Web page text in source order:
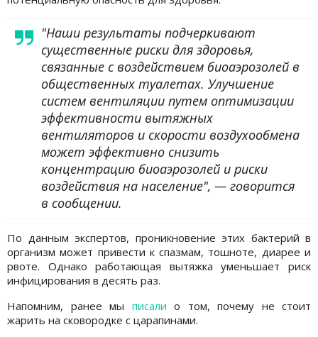
"Наши результаты подчеркивают
существенные риски для здоровья,
связанные с воздействием биоаэрозолей в
общественных туалетах. Улучшение
систем вентиляции путем оптимизации
эффективности вытяжных
вентиляторов и скорости воздухообмена
может эффективно снизить
концентрацию биоаэрозолей и риски
воздействия на население", — говорится
в сообщении.
По данным экспертов, проникновение этих бактерий в
организм может привести к спазмам, тошноте, диарее и
рвоте. Однако работающая вытяжка уменьшает риск
инфицирования в десять раз.
Напомним, ранее мы писали о том, почему не стоит
жарить на сковородке с царапинами.